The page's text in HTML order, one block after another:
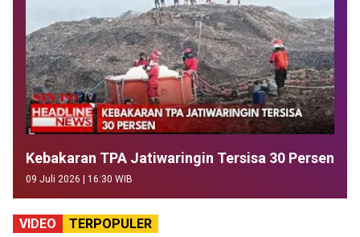
Kebakaran TPA Jatiwaringin Tersisa 30 Persen
09 Juli 2026 | 16:30 WIB
VIDEO TERPOPULER